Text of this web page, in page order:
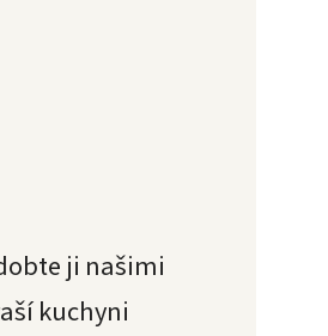
ji našimi
kuchyni